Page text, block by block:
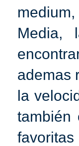
Media,
ademas
la
también